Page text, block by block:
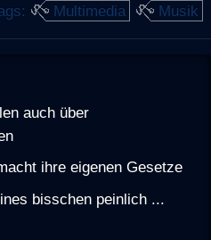
Multimedia Musik
auch über
ihre eigenen Gesetze
bisschen peinlich ...